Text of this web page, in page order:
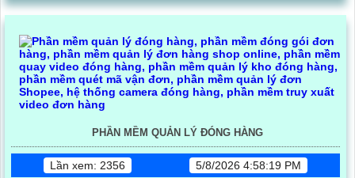
PHẦN MỀM QUẢN LÝ ĐÓNG HÀNG
Lần xem: 2356
5/8/2026 4:58:19 PM